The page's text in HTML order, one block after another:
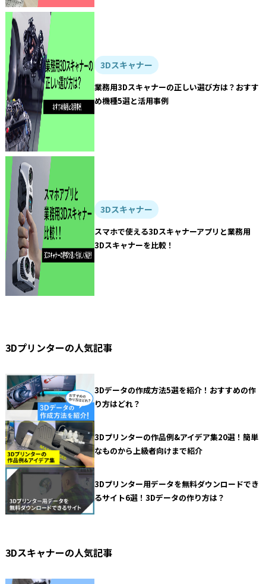
3Dスキャナー
業務用3Dスキャナーの正しい選び方は？おすす
め機種5選と活用事例
3Dスキャナー
スマホで使える3Dスキャナーアプリと業務用
3Dスキャナーを比較！
3Dプリンターの人気記事
3Dデータの作成方法5選を紹介！おすすめの作
り方はどれ？
3Dプリンターの作品例&アイデア集20選！簡単
なものから上級者向けまで紹介
3Dプリンター用データを無料ダウンロードでき
るサイト6選！3Dデータの作り方は？
3Dスキャナーの人気記事